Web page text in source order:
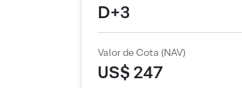
D+3
Valor de Cota (NAV)
US$ 247